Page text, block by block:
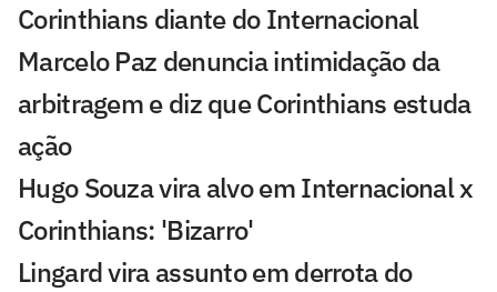
Corinthians diante do Internacional
Marcelo Paz denuncia intimidação da
arbitragem e diz que Corinthians estuda
ação
Hugo Souza vira alvo em Internacional x
Corinthians: 'Bizarro'
Lingard vira assunto em derrota do